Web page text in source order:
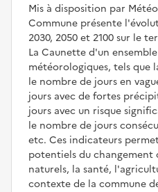
Mis à disposition par
Commune présente
2030, 2050 et 2100 sur le
La Caunette d'un
météorologiques, tels que
le nombre de jours en
jours avec de fortes
jours avec un risque
le nombre de jours
etc. Ces indicateurs
potentiels du changement
naturels, la santé,
contexte de la commune